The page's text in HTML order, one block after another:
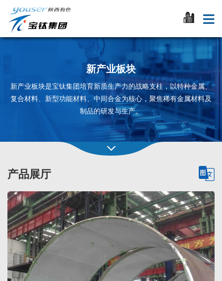
新产业板块
新产业板块是宝钛集团培育新质生产力的战略支柱，以特种金属、
复合材料、新型功能材料、中间合金为核心，聚焦稀有金属材料及
制品的研发与生产。
产品展厅